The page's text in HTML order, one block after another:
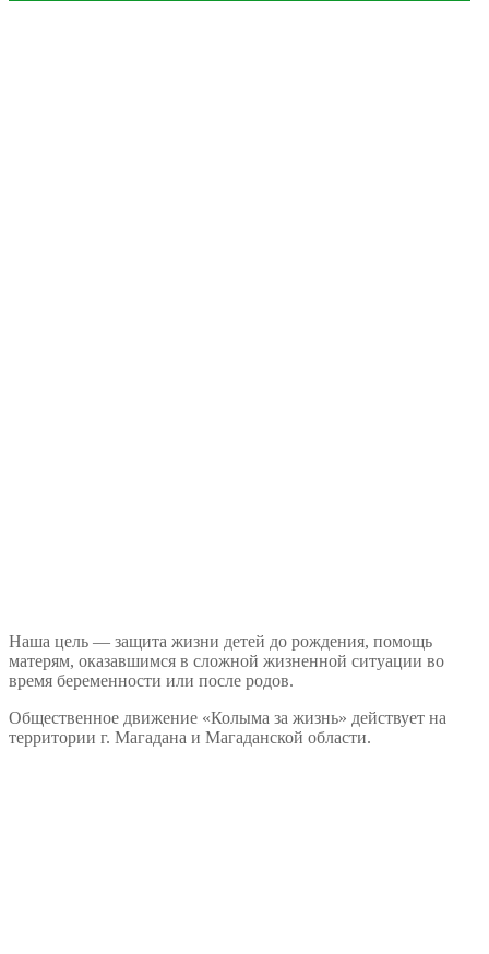
Наша цель — защита жизни детей до рождения, помощь
матерям, оказавшимся в сложной жизненной ситуации во
время беременности или после родов.
Общественное движение «Колыма за жизнь» действует на
территории г. Магадана и Магаданской области.